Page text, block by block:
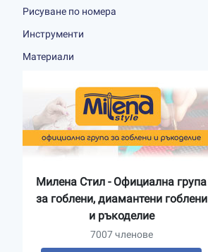
Рисуване по номера
Инструменти
Материали
Милена Стил - Официална група
за гоблени, диамантени гоблени
и ръкоделие
7007 членове